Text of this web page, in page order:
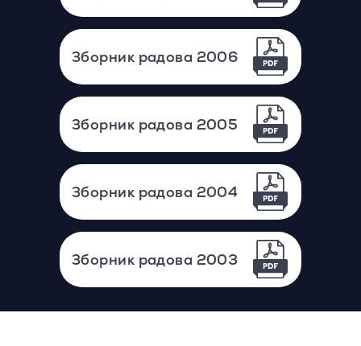
Зборник радова 2006
Зборник радова 2005
Зборник радова 2004
Зборник радова 2003